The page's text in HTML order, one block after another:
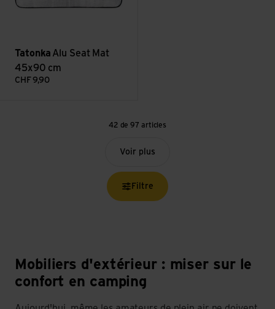
Tatonka Alu Seat Mat
45x90 cm
CHF 9,90
42 de 97 articles
Voir plus
Filtre
Mobiliers d'extérieur : miser sur le
confort en camping